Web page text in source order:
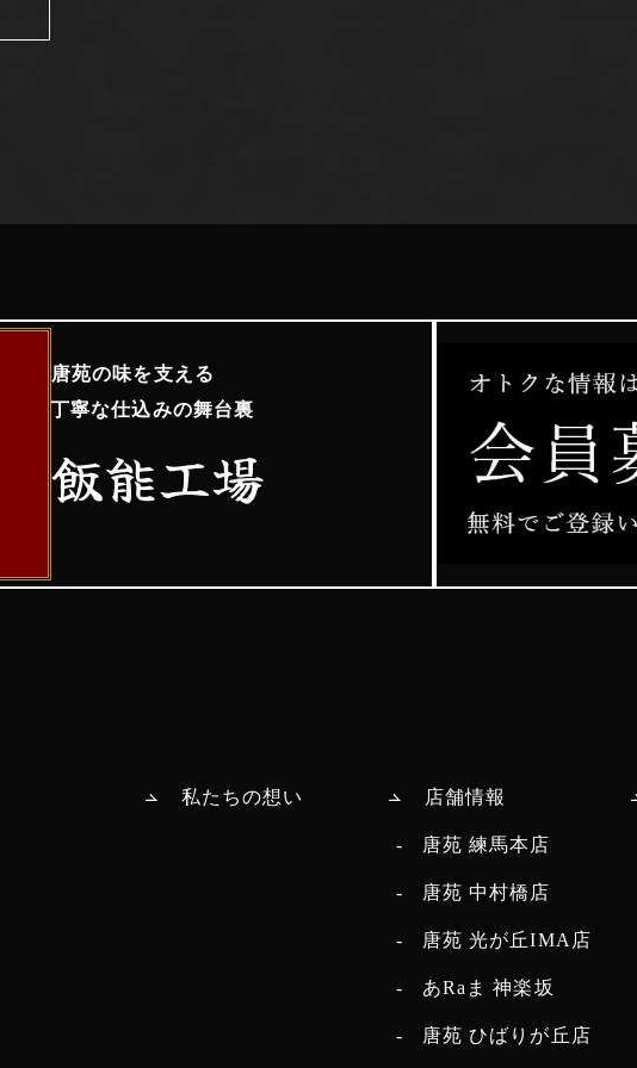
唐苑の味を支える
丁寧な仕込みの舞台裏
飯能工場
私たちの想い 店舗情報
唐苑 練馬本店
唐苑 中村橋店
唐苑 光が丘IMA店
あRaま 神楽坂
唐苑 ひばりが丘店